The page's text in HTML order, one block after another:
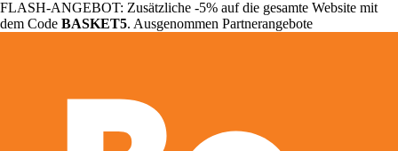
FLASH-ANGEBOT: Zusätzliche -5% auf die gesamte Website mit
dem Code BASKET5. Ausgenommen Partnerangebote